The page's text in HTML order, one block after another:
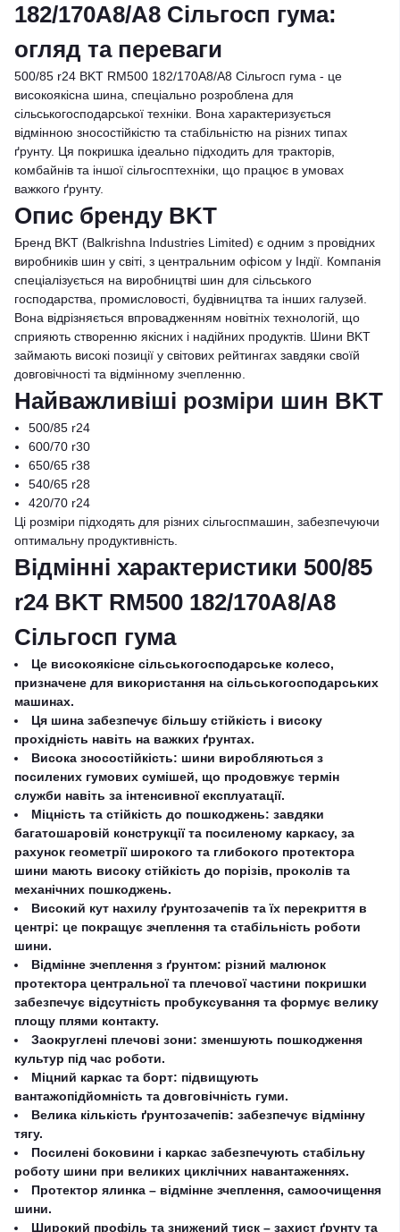
182/170A8/A8 Сільгосп гума:
огляд та переваги
500/85 r24 BKT RM500 182/170A8/A8 Сільгосп гума - це
високоякісна шина, спеціально розроблена для
сільськогосподарської техніки. Вона характеризується
відмінною зносостійкістю та стабільністю на різних типах
ґрунту. Ця покришка ідеально підходить для тракторів,
комбайнів та іншої сільгосптехніки, що працює в умовах
важкого ґрунту.
Опис бренду BKT
Бренд BKT (Balkrishna Industries Limited) є одним з провідних
виробників шин у світі, з центральним офісом у Індії. Компанія
спеціалізується на виробництві шин для сільського
господарства, промисловості, будівництва та інших галузей.
Вона відрізняється впровадженням новітніх технологій, що
сприяють створенню якісних і надійних продуктів. Шини BKT
займають високі позиції у світових рейтингах завдяки своїй
довговічності та відмінному зчепленню.
Найважливіші розміри шин BKT
500/85 r24
600/70 r30
650/65 r38
540/65 r28
420/70 r24
Ці розміри підходять для різних сільгоспмашин, забезпечуючи
оптимальну продуктивність.
Відмінні характеристики 500/85
r24 BKT RM500 182/170A8/A8
Сільгосп гума
Це високоякісне сільськогосподарське колесо,
призначене для використання на сільськогосподарських
машинах.
Ця шина забезпечує більшу стійкість і високу
прохідність навіть на важких ґрунтах.
Висока зносостійкість: шини виробляються з
посилених гумових сумішей, що продовжує термін
служби навіть за інтенсивної експлуатації.
Міцність та стійкість до пошкоджень: завдяки
багатошаровій конструкції та посиленому каркасу, за
рахунок геометрії широкого та глибокого протектора
шини мають високу стійкість до порізів, проколів та
механічних пошкоджень.
Високий кут нахилу ґрунтозачепів та їх перекриття в
центрі: це покращує зчеплення та стабільність роботи
шини.
Відмінне зчеплення з ґрунтом: різний малюнок
протектора центральної та плечової частини покришки
забезпечує відсутність пробуксування та формує велику
площу плями контакту.
Заокруглені плечові зони: зменшують пошкодження
культур під час роботи.
Міцний каркас та борт: підвищують
вантажопідйомність та довговічність гуми.
Велика кількість ґрунтозачепів: забезпечує відмінну
тягу.
Посилені боковини і каркас забезпечують стабільну
роботу шини при великих циклічних навантаженнях.
Протектор ялинка – відмінне зчеплення, самоочищення
шини.
Широкий профіль та знижений тиск – захист ґрунту та